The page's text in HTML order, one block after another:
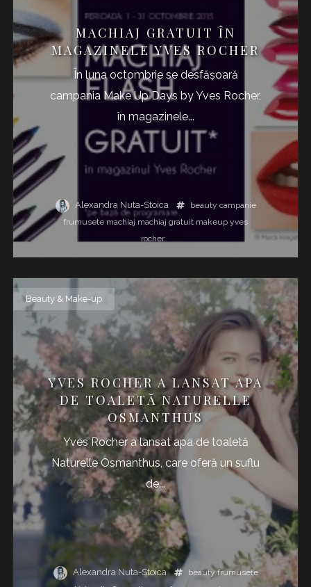
MACHIAJ GRATUIT ÎN
MAGAZINELE YVES ROCHER
În luna octombrie se desfășoară
campania Make Up Days by Yves Rocher,
în magazinele...
Alexandra Nuta-Stoica beauty campanie
frumusete machiaj machiaj gratuit makeup yves
rocher
Beauty & Make-up
YVES ROCHER A LANSAT APA
DE TOALETĂ NATURELLE
OSMANTHUS
Yves Rocher a lansat apa de toaletă
Naturelle Osmanthus, care oferă un suflu
de...
Alexandra Nuta-Stoica beauty frumusete